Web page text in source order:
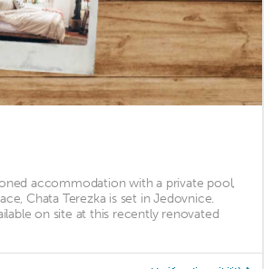
accommodation with a private pool,
Chata Terezka is set in Jedovnice.
on site at this recently renovated